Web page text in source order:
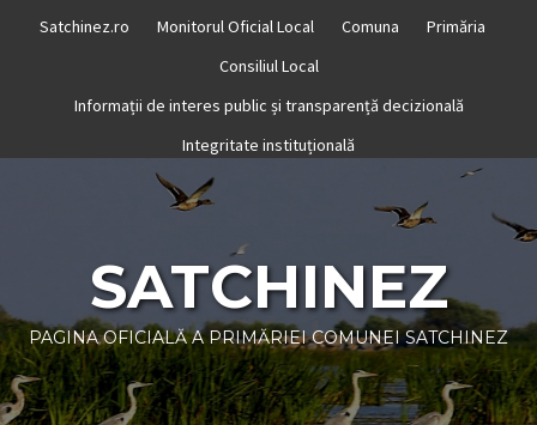
Satchinez.ro Monitorul Oficial Local Comuna
Primăria
Consiliul Local
Informații de interes public și transparență decizională
Integritate instituțională
SATCHINEZ
PAGINA OFICIALĂ A PRIMĂRIEI COMUNEI SATCHINEZ